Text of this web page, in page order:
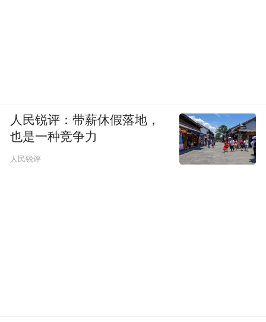
人民锐评：带薪休假落地，
也是一种竞争力
人民锐评